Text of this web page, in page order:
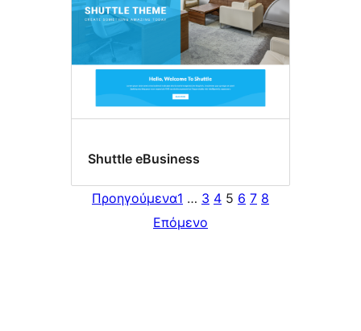
Shuttle eBusiness
Προηγούμενα1 … 3 4 5 6 7 8
Επόμενο